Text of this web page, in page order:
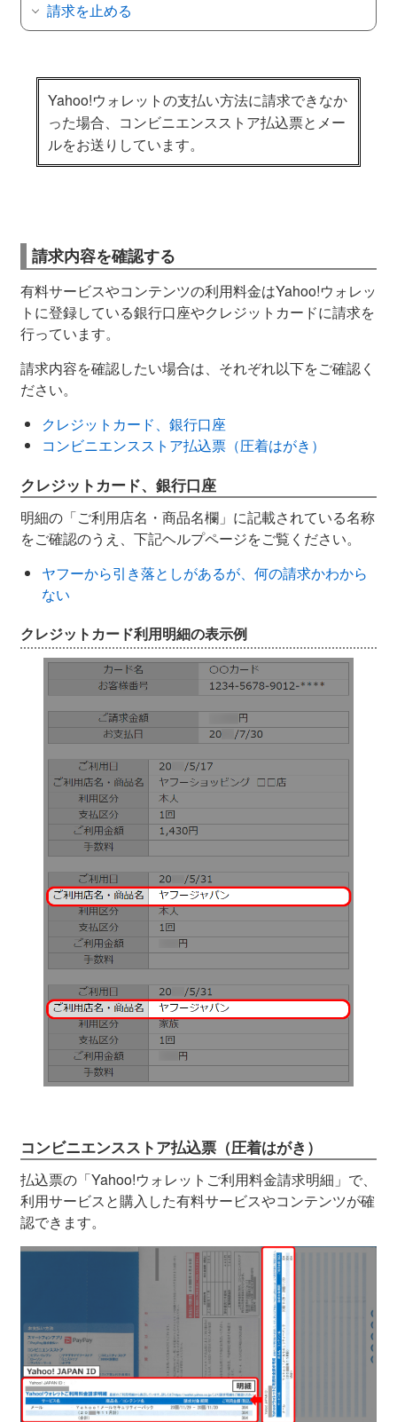
請求を止める
Yahoo!ウォレットの支払い方法に請求できなか
った場合、コンビニエンスストア払込票とメー
ルをお送りしています。
請求内容を確認する
有料サービスやコンテンツの利用料金はYahoo!ウォレッ
トに登録している銀行口座やクレジットカードに請求を
行っています。
請求内容を確認したい場合は、それぞれ以下をご確認く
ださい。
クレジットカード、銀行口座
コンビニエンスストア払込票（圧着はがき）
クレジットカード、銀行口座
明細の「ご利用店名・商品名欄」に記載されている名称
をご確認のうえ、下記ヘルプページをご覧ください。
ヤフーから引き落としがあるが、何の請求かわから
ない
クレジットカード利用明細の表示例
コンビニエンスストア払込票（圧着はがき）
払込票の「Yahoo!ウォレットご利用料金請求明細」で、
利用サービスと購入した有料サービスやコンテンツが確
認できます。